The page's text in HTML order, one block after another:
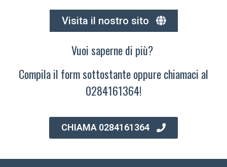
Visita il nostro sito
Vuoi saperne di più?
Compila il form sottostante oppure chiamaci al
0284161364!
CHIAMA 0284161364